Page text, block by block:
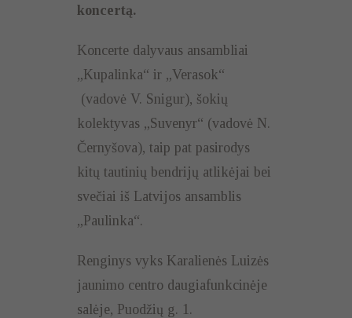
koncertą.
Koncerte dalyvaus ansambliai
„Kupalinka“ ir „Verasok“
(vadovė V. Snigur), šokių
kolektyvas „Suvenyr“ (vadovė N.
Černyšova), taip pat pasirodys
kitų tautinių bendrijų atlikėjai bei
svečiai iš Latvijos ansamblis
„Paulinka“.
Renginys vyks Karalienės Luizės
jaunimo centro daugiafunkcinėje
salėje, Puodžių g. 1.